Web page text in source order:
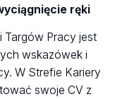
ręki
Targów Pracy jest
wskazówek i
W Strefie Kariery
swoje CV z